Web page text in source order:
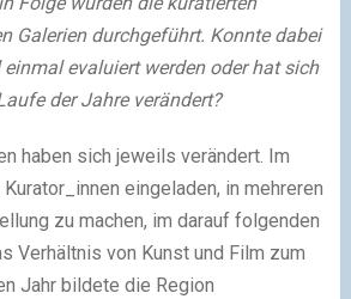
Galerien durchgeführt. Konnte dabei
evaluiert werden oder hat sich
der Jahre verändert?
haben sich jeweils verändert. Im
eingeladen, in mehreren
zu machen, im darauf folgenden
Verhältnis von Kunst und Film zum
Jahr bildete die Region